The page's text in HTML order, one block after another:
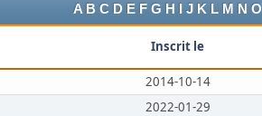
A B C D E F G H I J K L M N O
Inscrit le
2014-10-14
2022-01-29